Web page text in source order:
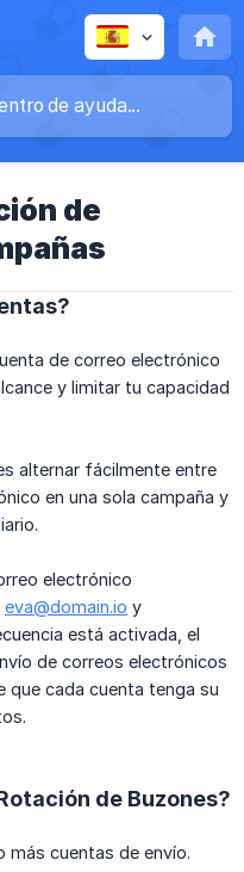
de
de correo electrónico
y limitar tu capacidad
alternar fácilmente entre
en una sola campaña y
electrónico
eva@domain.io y
está activada, el
de correos electrónicos
que cada cuenta tenga su
de Buzones?
más cuentas de envío.